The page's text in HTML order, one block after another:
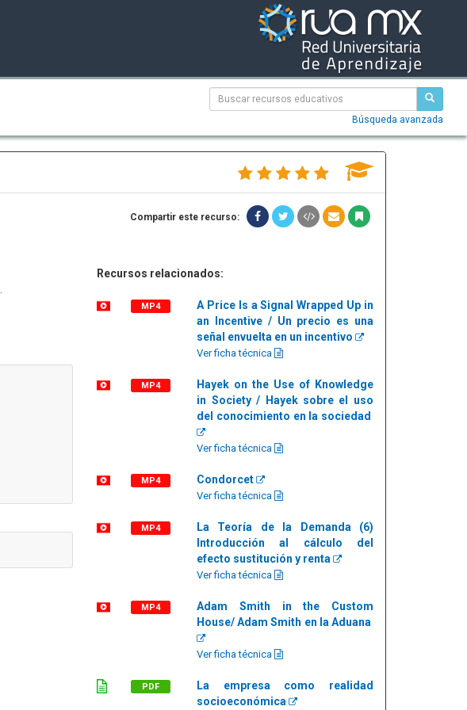
Búsqueda avanzada
Compartir este recurso:
Recursos relacionados:
MP4
A Price Is a Signal Wrapped Up in
an Incentive / Un precio es una
señal envuelta en un incentivo
Ver ficha técnica
MP4
Hayek on the Use of Knowledge
in Society / Hayek sobre el uso
del conocimiento en la sociedad
Ver ficha técnica
MP4 Condorcet
Ver ficha técnica
MP4
La Teoría de la Demanda (6)
Introducción al cálculo del
efecto sustitución y renta
Ver ficha técnica
MP4
Adam Smith in the Custom
House/ Adam Smith en la Aduana
Ver ficha técnica
PDF
La empresa como realidad
socioeconómica